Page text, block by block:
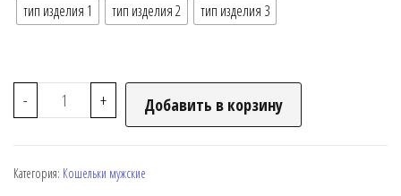
тип изделия 1 тип изделия 2 тип изделия 3
- + Добавить в корзину
Категория: Кошельки мужские